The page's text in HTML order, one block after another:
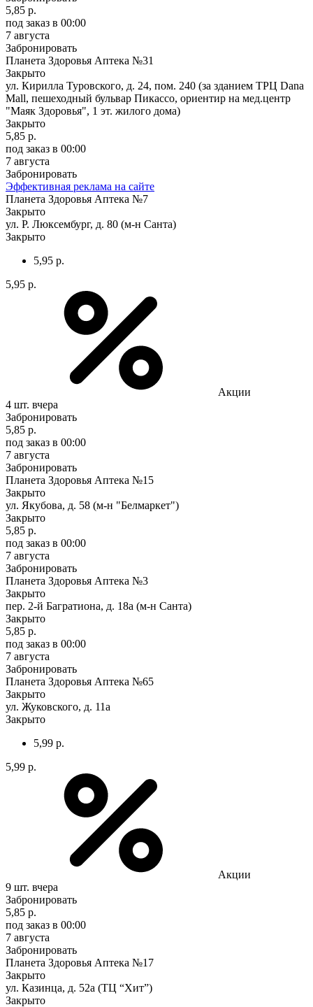
5,85 р.
под заказ в 00:00
7 августа
Забронировать
Планета Здоровья Аптека №31
Закрыто
ул. Кирилла Туровского, д. 24, пом. 240 (за зданием ТРЦ Dana
Mall, пешеходный бульвар Пикассо, ориентир на мед.центр
"Маяк Здоровья", 1 эт. жилого дома)
Закрыто
5,85 р.
под заказ в 00:00
7 августа
Забронировать
Эффективная реклама на сайте
Планета Здоровья Аптека №7
Закрыто
ул. Р. Люксембург, д. 80 (м-н Санта)
Закрыто
5,95 р.
5,95 р.
Акции
4 шт. вчера
Забронировать
5,85 р.
под заказ в 00:00
7 августа
Забронировать
Планета Здоровья Аптека №15
Закрыто
ул. Якубова, д. 58 (м-н "Белмаркет")
Закрыто
5,85 р.
под заказ в 00:00
7 августа
Забронировать
Планета Здоровья Аптека №3
Закрыто
пер. 2-й Багратиона, д. 18а (м-н Санта)
Закрыто
5,85 р.
под заказ в 00:00
7 августа
Забронировать
Планета Здоровья Аптека №65
Закрыто
ул. Жуковского, д. 11а
Закрыто
5,99 р.
5,99 р.
Акции
9 шт. вчера
Забронировать
5,85 р.
под заказ в 00:00
7 августа
Забронировать
Планета Здоровья Аптека №17
Закрыто
ул. Казинца, д. 52а (ТЦ “Хит”)
Закрыто